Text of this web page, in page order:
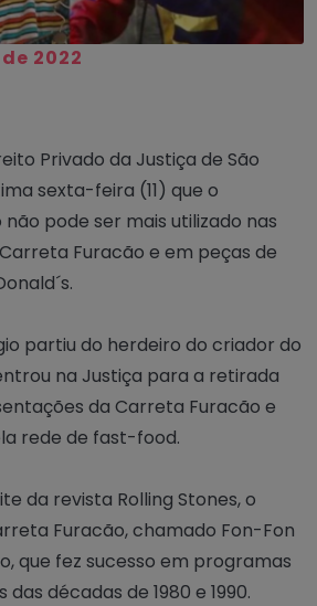
2022
Privado da Justiça de São
sexta-feira (11) que o
pode ser mais utilizado nas
Furacão e em peças de
partiu do herdeiro do criador do
na Justiça para a retirada
da Carreta Furacão e
rede de fast-food.
da revista Rolling Stones, o
Furacão, chamado Fon-Fon
que fez sucesso em programas
décadas de 1980 e 1990.